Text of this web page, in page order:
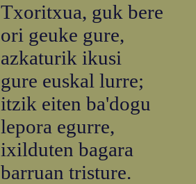
Txoritxua, guk bere
ori geuke gure,
azkaturik ikusi
gure euskal lurre;
itzik eiten ba'dogu
lepora egurre,
ixilduten bagara
barruan tristure.